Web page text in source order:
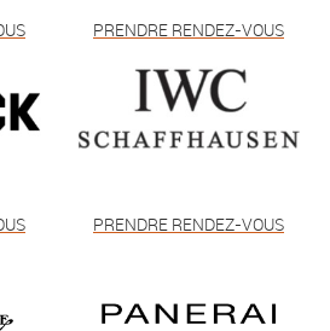
PRENDRE RENDEZ-VOUS
PRENDRE RENDEZ-VOUS